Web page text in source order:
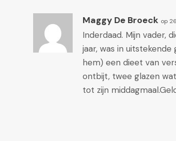
Maggy De Broeck op
Inderdaad. Mijn vader,
jaar, was in
hem) een dieet van
ontbijt, twee glazen
tot zijn